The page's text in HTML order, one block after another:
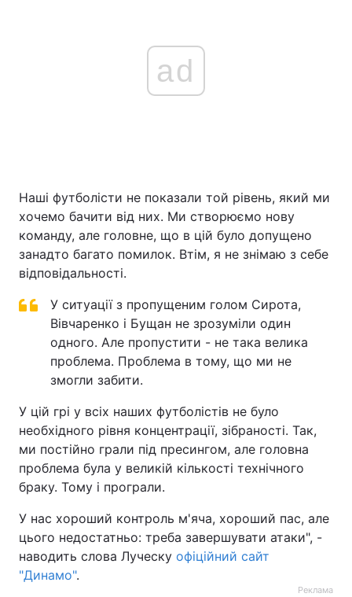
ad
Наші футболісти не показали той рівень, який ми
хочемо бачити від них. Ми створюємо нову
команду, але головне, що в цій було допущено
занадто багато помилок. Втім, я не знімаю з себе
відповідальності.
У ситуації з пропущеним голом Сирота,
Вівчаренко і Бущан не зрозуміли один
одного. Але пропустити - не така велика
проблема. Проблема в тому, що ми не
змогли забити.
У цій грі у всіх наших футболістів не було
необхідного рівня концентрації, зібраності. Так,
ми постійно грали під пресингом, але головна
проблема була у великій кількості технічного
браку. Тому і програли.
У нас хороший контроль м'яча, хороший пас, але
цього недостатньо: треба завершувати атаки", -
наводить слова Луческу офіційний сайт
"Динамо".
Реклама